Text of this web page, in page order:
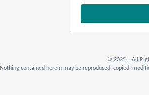
© 2025. All
Nothing contained herein may be reproduced, copied,